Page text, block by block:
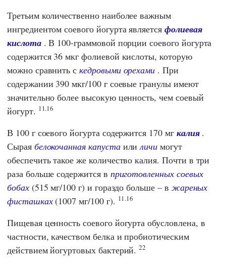
Третьим количественно наиболее важным
ингредиентом соевого йогурта является фолиевая
кислота. В 100-граммовой порции соевого йогурта
содержится 36 мкг фолиевой кислоты, которую
можно сравнить скедровыми орехами . При
содержании 390 мкг/100 г соевые гранулы имеют
значительно более высокую ценность, чем соевый
йогурт. 11.16
В 100 г соевого йогурта содержится 170 мг калия.
Сырая белокочанная капустаилиличи могут
обеспечить такое же количество калия. Почти в три
раза больше содержится в приготовленных соевых
бобах(515 мг/100 г) и гораздо больше – в жареных
фисташках(1007 мг/100 г). 11.16
Пищевая ценность соевого йогурта обусловлена, в
частности, качеством белка и пробиотическим
действием йогуртовых бактерий.22